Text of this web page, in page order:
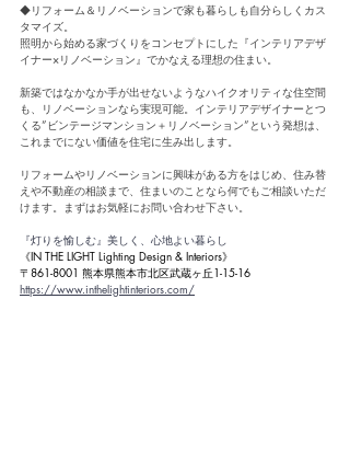
◆リフォーム＆リノベーションで家も暮らしも自分らしくカス
タマイズ。
照明から始める家づくりをコンセプトにした『インテリアデザ
イナー×リノベーション』でかなえる理想の住まい。
新築ではなかなか手が出せないようなハイクオリティな住空間
も、リノベーションなら実現可能。インテリアデザイナーとつ
くる”ビンテージマンション＋リノベーション”という発想は、
これまでにない価値を住宅に生み出します。
リフォームやリノベーションに興味がある方をはじめ、住み替
えや不動産の相談まで、住まいのことなら何でもご相談いただ
けます。まずはお気軽にお問い合わせ下さい。
『灯りを愉しむ』美しく、心地よい暮らし
《IN THE LIGHT Lighting Design & Interiors》
〒861-8001 熊本県熊本市北区武蔵ヶ丘1-15-16
https://www.inthelightinteriors.com/